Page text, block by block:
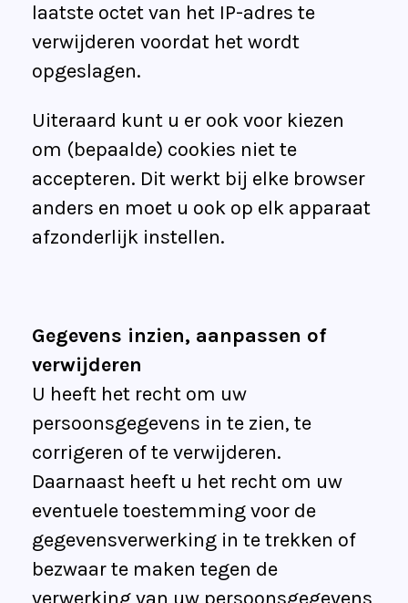
laatste octet van het IP-adres te
verwijderen voordat het wordt
opgeslagen.
Uiteraard kunt u er ook voor kiezen
om (bepaalde) cookies niet te
accepteren. Dit werkt bij elke browser
anders en moet u ook op elk apparaat
afzonderlijk instellen.
Gegevens inzien, aanpassen of
verwijderen
U heeft het recht om uw
persoonsgegevens in te zien, te
corrigeren of te verwijderen.
Daarnaast heeft u het recht om uw
eventuele toestemming voor de
gegevensverwerking in te trekken of
bezwaar te maken tegen de